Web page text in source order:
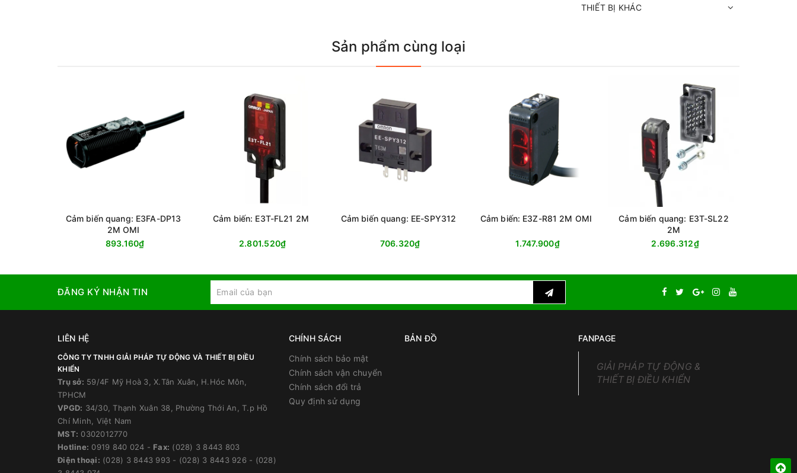
THIẾT BỊ KHÁC
Sản phẩm cùng loại
Cảm biến quang: E3FA-DP13
2M OMI
893.160₫
Cảm biến: E3T-FL21 2M
2.801.520₫
Cảm biến quang: EE-SPY312
706.320₫
Cảm biến: E3Z-R81 2M OMI
1.747.900₫
Cảm biến quang: E3T-SL22
2M
2.696.312₫
ĐĂNG KÝ NHẬN TIN
LIÊN HỆ
CÔNG TY TNHH GIẢI PHÁP TỰ ĐỘNG VÀ THIẾT BỊ ĐIỀU
KHIỂN
Trụ sở: 59/4F Mỹ Hoà 3, X.Tân Xuân, H.Hóc Môn,
TPHCM
VPGD: 34/30, Thạnh Xuân 38, Phường Thới An, T.p Hồ
Chí Minh, Việt Nam
MST: 0302012770
Hotline: 0919 840 024 - Fax: (028) 3 8443 803
Điện thoại: (028) 3 8443 993 - (028) 3 8443 926 - (028)
CHÍNH SÁCH
Chính sách bảo mật
Chính sách vận chuyển
Chính sách đổi trả
Quy định sử dụng
BẢN ĐỒ FANPAGE
GIẢI PHÁP TỰ ĐỘNG &
THIẾT BỊ ĐIỀU KHIỂN